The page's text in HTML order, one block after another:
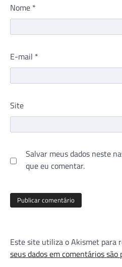
Nome *
E-mail *
Site
Salvar meus dados neste
que eu comentar.
Este site utiliza o Akismet para
seus dados em comentários são